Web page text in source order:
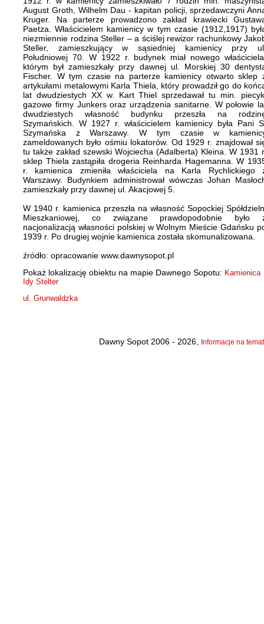
August Groth, Wilhelm Dau - kapitan policji, sprzedawczyni
Kruger. Na parterze prowadzono zakład krawiecki
Paetza. Właścicielem kamienicy w tym czasie (1912,1917)
niezmiennie rodzina Steller – a ściślej rewizor rachunkowy
Steller, zamieszkujący w sąsiedniej kamienicy przy
Południowej 70. W 1922 r. budynek miał nowego
którym był zamieszkały przy dawnej ul. Morskiej 30
Fischer. W tym czasie na parterze kamienicy otwarto sklep
artykułami metalowymi Karla Thiela, który prowadził go do
lat dwudziestych XX w. Kart Thiel sprzedawał tu min.
gazowe firmy Junkers oraz urządzenia sanitarne. W połowie
dwudziestych własność budynku przeszła na
Szymańskich. W 1927 r. właścicielem kamienicy była Pani
Szymańska z Warszawy. W tym czasie w
zameldowanych było ośmiu lokatorów. Od 1929 r. znajdował
tu także zakład szewski Wojciecha (Adalberta) Kleina. W 1931
sklep Thiela zastąpiła drogeria Reinharda Hagemanna. W
r. kamienica zmieniła właściciela na Karla Rychlickiego
Warszawy. Budynkiem administrował wówczas Johan
zamieszkały przy dawnej ul. Akacjowej 5.
W 1940 r. kamienica przeszła na własność Sopockiej
Mieszkaniowej, co związane prawdopodobnie było
nacjonalizacją własności polskiej w Wolnym Mieście Gdańsku
1939 r. Po drugiej wojnie kamienica została skomunalizowana.
źródło: opracowanie www.dawnysopot.pl
Pokaż lokalizację obiektu na mapie Dawnego Sopotu: Kamienica
Idy Stelter
ul. Grunwaldzka
Dawny Sopot 2006 - 2026, Informacje na